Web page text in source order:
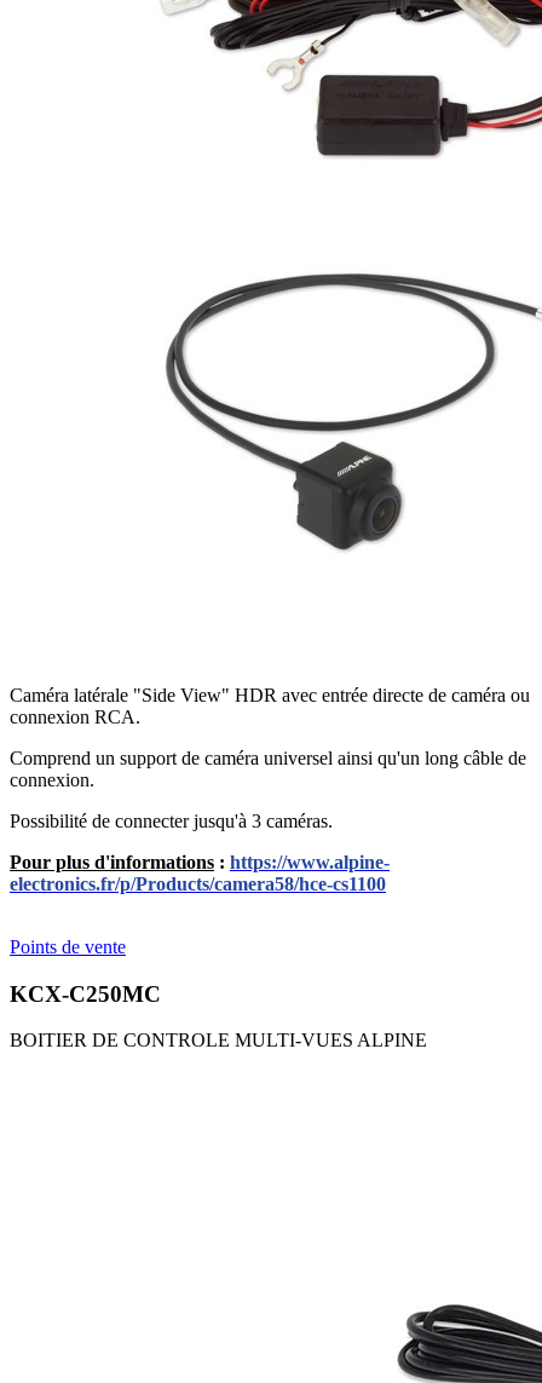
Caméra latérale "Side View" HDR avec entrée directe de caméra ou
connexion RCA.
Comprend un support de caméra universel ainsi qu'un long câble de
connexion.
Possibilité de connecter jusqu'à 3 caméras.
Pour plus d'informations : https://www.alpine-
electronics.fr/p/Products/camera58/hce-cs1100
Points de vente
KCX-C250MC
BOITIER DE CONTROLE MULTI-VUES ALPINE